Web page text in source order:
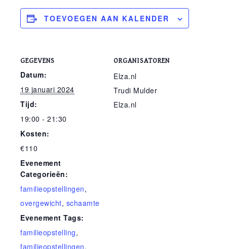
TOEVOEGEN AAN KALENDER
GEGEVENS
Datum:
19 januari 2024
Tijd:
19:00 - 21:30
Kosten:
€110
Evenement
Categorieën:
familieopstellingen,
overgewicht, schaamte
Evenement Tags:
familieopstelling,
familieopstellingen,
ORGANISATOREN
Elza.nl
Trudi Mulder
Elza.nl